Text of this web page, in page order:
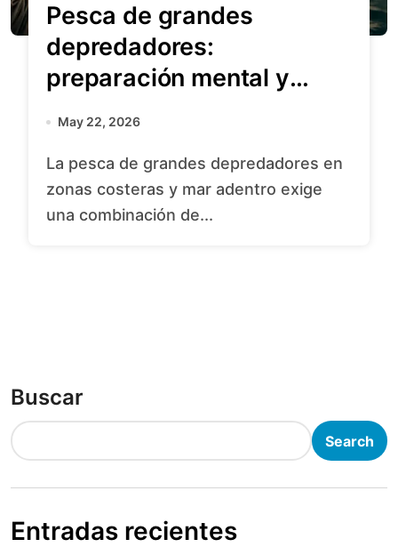
Pesca de grandes
depredadores:
preparación mental y
técnica
May 22, 2026
La pesca de grandes depredadores en
zonas costeras y mar adentro exige
una combinación de...
Buscar
Search
Entradas recientes